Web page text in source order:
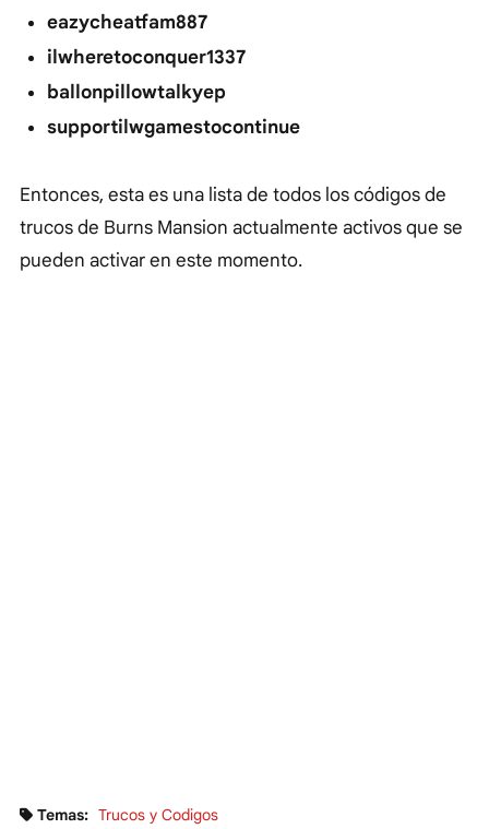
eazycheatfam887
ilwheretoconquer1337
ballonpillowtalkyep
supportilwgamestocontinue
Entonces, esta es una lista de todos los códigos de
trucos de Burns Mansion actualmente activos que se
pueden activar en este momento.
Temas: Trucos y Codigos